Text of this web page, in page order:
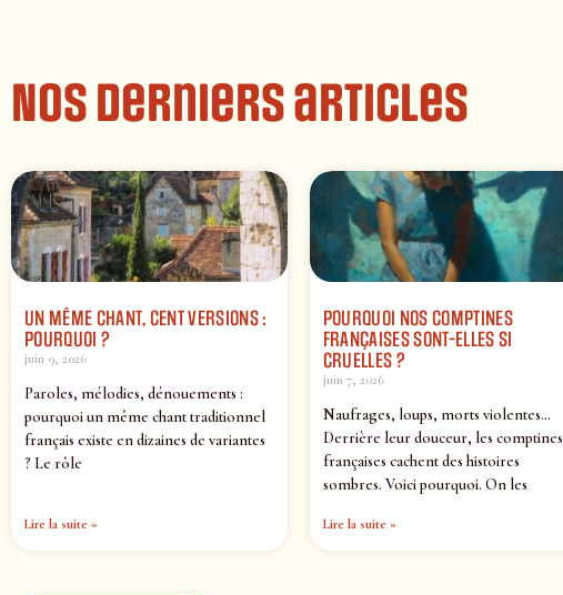
Nos derniers articles
UN MÊME CHANT, CENT VERSIONS :
POURQUOI ?
juin 9, 2026
Paroles, mélodies, dénouements :
pourquoi un même chant traditionnel
français existe en dizaines de variantes
? Le rôle
Lire la suite »
POURQUOI NOS COMPTINES
FRANÇAISES SONT-ELLES SI
CRUELLES ?
juin 7, 2026
Naufrages, loups, morts violentes…
Derrière leur douceur, les comptines
françaises cachent des histoires
sombres. Voici pourquoi. On les
Lire la suite »